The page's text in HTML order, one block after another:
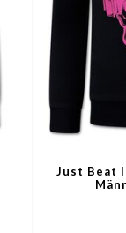
Just Beat